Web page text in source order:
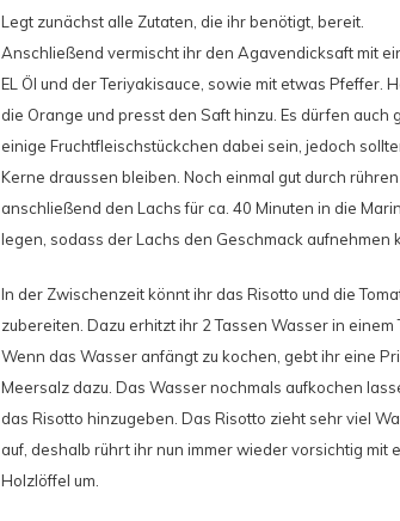
Legt zunächst alle Zutaten, die ihr benötigt, bereit.
Anschließend vermischt ihr den Agavendicksaft mit
EL Öl und der Teriyakisauce, sowie mit etwas Pfeffer.
die Orange und presst den Saft hinzu. Es dürfen auch
einige Fruchtfleischstückchen dabei sein, jedoch
Kerne draussen bleiben. Noch einmal gut durch
anschließend den Lachs für ca. 40 Minuten in die
legen, sodass der Lachs den Geschmack aufnehmen
In der Zwischenzeit könnt ihr das Risotto und die
zubereiten. Dazu erhitzt ihr 2 Tassen Wasser in einem
Wenn das Wasser anfängt zu kochen, gebt ihr eine
Meersalz dazu. Das Wasser nochmals aufkochen
das Risotto hinzugeben. Das Risotto zieht sehr viel
auf, deshalb rührt ihr nun immer wieder vorsichtig mit
Holzlöffel um.